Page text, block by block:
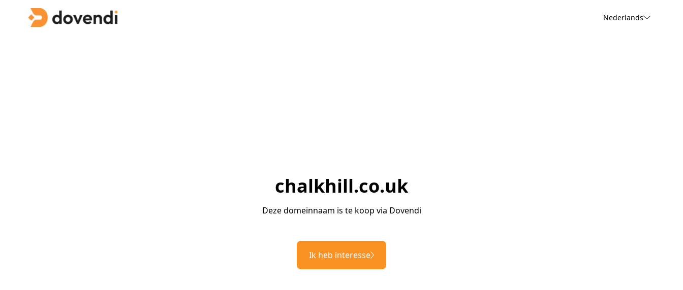
Nederlands
chalkhill.co.uk
Deze domeinnaam is te koop via Dovendi
Ik heb interesse